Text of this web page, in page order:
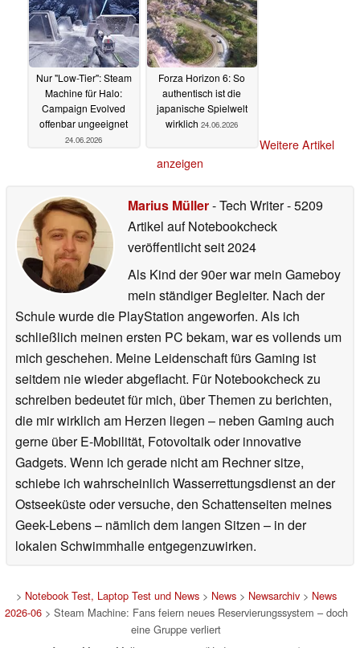
Nur "Low-Tier": Steam
Machine für Halo:
Campaign Evolved
offenbar ungeeignet
24.06.2026
Forza Horizon 6: So
authentisch ist die
japanische Spielwelt
wirklich 24.06.2026
Weitere Artikel
anzeigen
Marius Müller- Tech Writer- 5209
Artikel auf Notebookcheck
veröffentlichtseit 2024
Als Kind der 90er war mein Gameboy
mein ständiger Begleiter. Nach der
Schule wurde die PlayStation angeworfen. Als ich
schließlich meinen ersten PC bekam, war es vollends um
mich geschehen. Meine Leidenschaft fürs Gaming ist
seitdem nie wieder abgeflacht. Für Notebookcheck zu
schreiben bedeutet für mich, über Themen zu berichten,
die mir wirklich am Herzen liegen – neben Gaming auch
gerne über E-Mobilität, Fotovoltaik oder innovative
Gadgets. Wenn ich gerade nicht am Rechner sitze,
schiebe ich wahrscheinlich Wasserrettungsdienst an der
Ostseeküste oder versuche, den Schattenseiten meines
Geek-Lebens – nämlich dem langen Sitzen – in der
lokalen Schwimmhalle entgegenzuwirken.
> Notebook Test, Laptop Test und News> News> Newsarchiv> News
2026-06> Steam Machine: Fans feiern neues Reservierungssystem – doch
eine Gruppe verliert